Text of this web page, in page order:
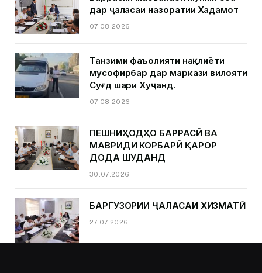
дар ҷаласаи назоратии Хадамот
07.08.2026
Танзими фаъолияти нақлиёти
мусофирбар дар маркази вилояти
Суғд шаҳри Хуҷанд.
07.08.2026
ПЕШНИҲОДҲО БАРРАСӢ ВА
МАВРИДИ КОРБАРӢ ҚАРОР
ДОДА ШУДАНД
30.07.2026
БАРГУЗОРИИ ҶАЛАСАИ ХИЗМАТӢ
27.07.2026